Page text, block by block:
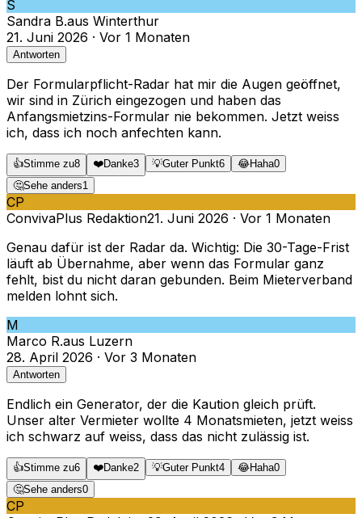
S
Sandra B.aus Winterthur
21. Juni 2026 · Vor 1 Monaten
Antworten
Der Formularpflicht-Radar hat mir die Augen geöffnet,
wir sind in Zürich eingezogen und haben das
Anfangsmietzins-Formular nie bekommen. Jetzt weiss
ich, dass ich noch anfechten kann.
👍Stimme zu8 ❤️Danke3 💡Guter Punkt6 😂Haha0
🤔Sehe anders1
CP
ConvivaPlus Redaktion21. Juni 2026 · Vor 1 Monaten
Genau dafür ist der Radar da. Wichtig: Die 30-Tage-Frist
läuft ab Übernahme, aber wenn das Formular ganz
fehlt, bist du nicht daran gebunden. Beim Mieterverband
melden lohnt sich.
M
Marco R.aus Luzern
28. April 2026 · Vor 3 Monaten
Antworten
Endlich ein Generator, der die Kaution gleich prüft.
Unser alter Vermieter wollte 4 Monatsmieten, jetzt weiss
ich schwarz auf weiss, dass das nicht zulässig ist.
👍Stimme zu6 ❤️Danke2 💡Guter Punkt4 😂Haha0
🤔Sehe anders0
CP